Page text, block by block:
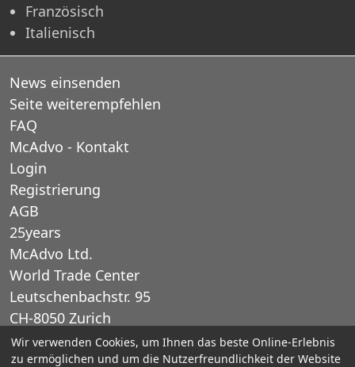
Französisch
Italienisch
News einsenden
Seite weiterempfehlen
FAQ
McAdvo - Kontakt
Login
Registrierung
AGB
25years
McAdvo Ltd.
World Trade Center
Leutschenbachstr. 95
CH-8050 Zurich
Schweiz
Wir verwenden Cookies, um Ihnen das beste Online-Erlebnis
zu ermöglichen und um die Nutzerfreundlichkeit der Website